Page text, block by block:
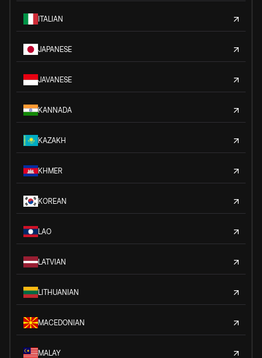
ITALIAN
JAPANESE
JAVANESE
KANNADA
KAZAKH
KHMER
KOREAN
LAO
LATVIAN
LITHUANIAN
MACEDONIAN
MALAY